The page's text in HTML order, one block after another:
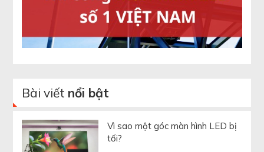
Bài viết nổi bật
Vì sao một góc màn hình LED bị
tối?